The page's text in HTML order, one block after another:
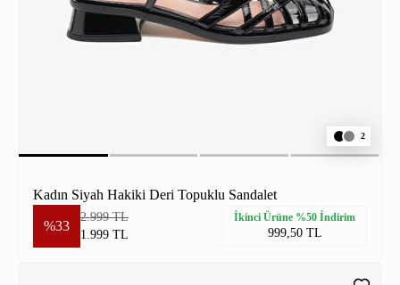
2
Kadın Siyah Hakiki Deri Topuklu Sandalet
%33
2.999 TL
1.999 TL
İkinci Ürüne %50 İndirim
999,50 TL